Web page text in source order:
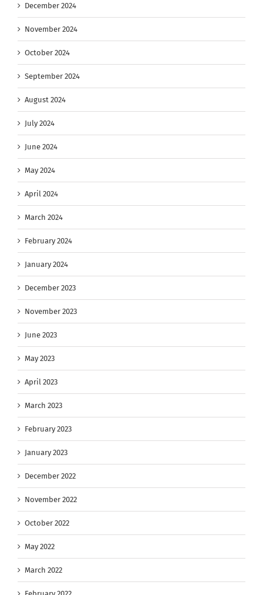
December 2024
November 2024
October 2024
September 2024
August 2024
July 2024
June 2024
May 2024
April 2024
March 2024
February 2024
January 2024
December 2023
November 2023
June 2023
May 2023
April 2023
March 2023
February 2023
January 2023
December 2022
November 2022
October 2022
May 2022
March 2022